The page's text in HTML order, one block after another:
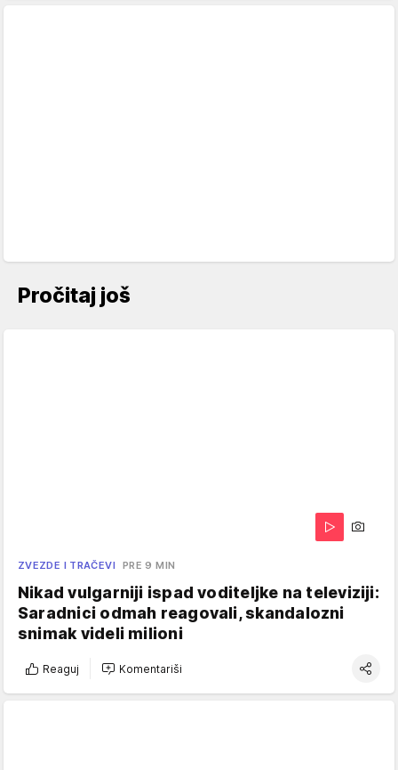
Pročitaj još
ZVEZDE I TRAČEVI PRE 9 MIN
Nikad vulgarniji ispad voditeljke na televiziji:
Saradnici odmah reagovali, skandalozni
snimak videli milioni
Reaguj Komentariši